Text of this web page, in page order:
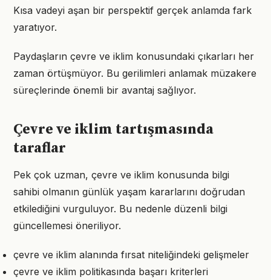
Kısa vadeyi aşan bir perspektif gerçek anlamda fark
yaratıyor.
Paydaşların çevre ve iklim konusundaki çıkarları her
zaman örtüşmüyor. Bu gerilimleri anlamak müzakere
süreçlerinde önemli bir avantaj sağlıyor.
Çevre ve iklim tartışmasında
taraflar
Pek çok uzman, çevre ve iklim konusunda bilgi
sahibi olmanın günlük yaşam kararlarını doğrudan
etkilediğini vurguluyor. Bu nedenle düzenli bilgi
güncellemesi öneriliyor.
çevre ve iklim alanında fırsat niteliğindeki gelişmeler
çevre ve iklim politikasında başarı kriterleri